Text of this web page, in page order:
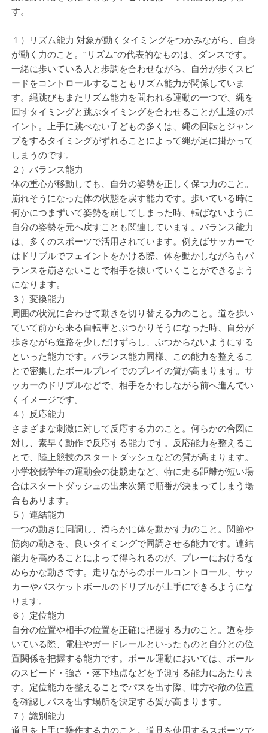
す。
１）リズム能力 対象が動くタイミングをつかみながら、自身
が動く力のこと。“リズム”の代表的なものは、ダンスです。
一緒に歩いている人と歩調を合わせながら、自分が歩くスピ
ードをコントロールすることもリズム能力が関係していま
す。縄跳びもまたリズム能力を問われる運動の一つで、縄を
回すタイミングと跳ぶタイミングを合わせることが上達のポ
イント。上手に跳べない子どもの多くは、縄の回転とジャン
プをするタイミングがずれることによって縄が足に掛かって
しまうのです。
２）バランス能力
体の重心が移動しても、自分の姿勢を正しく保つ力のこと。
崩れそうになった体の状態を戻す能力です。歩いている時に
何かにつまずいて姿勢を崩してしまった時、転ばないように
自分の姿勢を元へ戻すことも関連しています。バランス能力
は、多くのスポーツで活用されています。例えばサッカーで
はドリブルでフェイントをかける際、体を動かしながらもバ
ランスを崩さないことで相手を抜いていくことができるよう
になります。
３）変換能力
周囲の状況に合わせて動きを切り替える力のこと。道を歩い
ていて前から来る自転車とぶつかりそうになった時、自分が
歩きながら進路を少しだけずらし、ぶつからないようにする
といった能力です。バランス能力同様、この能力を整えるこ
とで密集したボールプレイでのプレイの質が高まります。サ
ッカーのドリブルなどで、相手をかわしながら前へ進んでい
くイメージです。
４）反応能力
さまざまな刺激に対して反応する力のこと。何らかの合図に
対し、素早く動作で反応する能力です。反応能力を整えるこ
とで、陸上競技のスタートダッシュなどの質が高まります。
小学校低学年の運動会の徒競走など、特に走る距離が短い場
合はスタートダッシュの出来次第で順番が決まってしまう場
合もあります。
５）連結能力
一つの動きに同調し、滑らかに体を動かす力のこと。関節や
筋肉の動きを、良いタイミングで同調させる能力です。連結
能力を高めることによって得られるのが、プレーにおけるな
めらかな動きです。走りながらのボールコントロール、サッ
カーやバスケットボールのドリブルが上手にできるようにな
ります。
６）定位能力
自分の位置や相手の位置を正確に把握する力のこと。道を歩
いている際、電柱やガードレールといったものと自分との位
置関係を把握する能力です。ボール運動においては、ボール
のスピード・強さ・落下地点などを予測する能力にあたりま
す。定位能力を整えることでパスを出す際、味方や敵の位置
を確認しパスを出す場所を決定する質が高まります。
７）識別能力
道具を上手に操作する力のこと。道具を使用するスポーツで